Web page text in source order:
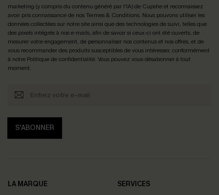
marketing (y compris du contenu généré par l'IA) de Cupshe et reconnaissez
avoir pris connaissance de nosTermes & Conditions. Nous pouvons utiliser les
données collectées sur notre site ainsi que des technologies de suivi, telles que
des pixels intégrés à nos e-mails, afin de savoir si ceux-ci ont été ouverts, de
mesurer votre engagement, de personnaliser nos contenus et nos offres, et de
vous recommander des produits susceptibles de vous intéresser, conformément
à notre Politique de confidentialité. Vous pouvez vous désabonner à tout
moment.
S'ABONNER
LA MARQUE
SERVICES